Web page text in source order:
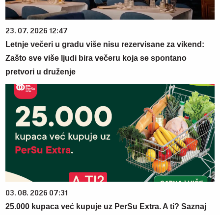
23. 07. 2026 12:47
Letnje večeri u gradu više nisu rezervisane za vikend:
Zašto sve više ljudi bira večeru koja se spontano
pretvori u druženje
03. 08. 2026 07:31
25.000 kupaca već kupuje uz PerSu Extra. A ti? Saznaj